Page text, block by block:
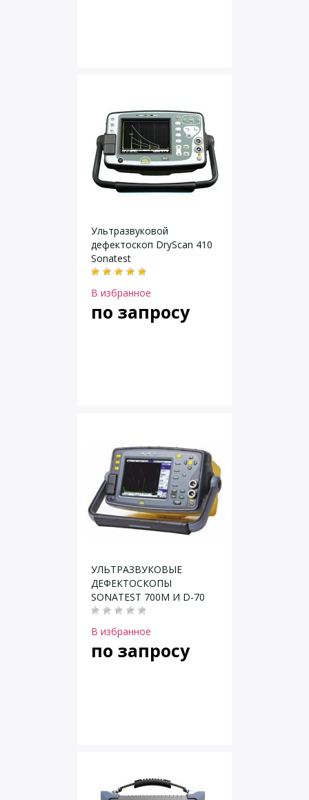
Ультразвуковой
дефектоскоп DryScan 410
Sonatest
В избранное
по запросу
УЛЬТРАЗВУКОВЫЕ
ДЕФЕКТОСКОПЫ
SONATEST 700M И D-70
В избранное
по запросу